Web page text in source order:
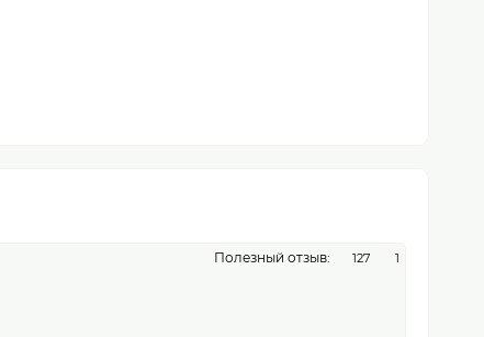
Полезный отзыв: 127 1